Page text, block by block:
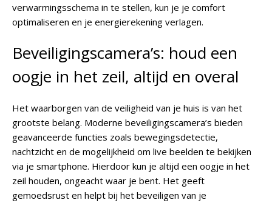
verwarmingsschema in te stellen, kun je je comfort
optimaliseren en je energierekening verlagen.
Beveiligingscamera’s: houd een
oogje in het zeil, altijd en overal
Het waarborgen van de veiligheid van je huis is van het
grootste belang. Moderne beveiligingscamera’s bieden
geavanceerde functies zoals bewegingsdetectie,
nachtzicht en de mogelijkheid om live beelden te bekijken
via je smartphone. Hierdoor kun je altijd een oogje in het
zeil houden, ongeacht waar je bent. Het geeft
gemoedsrust en helpt bij het beveiligen van je